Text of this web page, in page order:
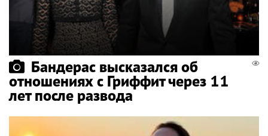
Бандерас высказался об
отношениях с Гриффит через 11
лет после развода